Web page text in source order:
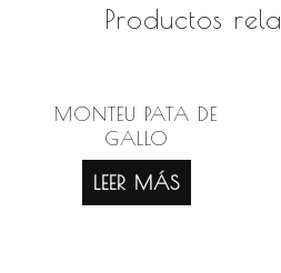
Productos
MONTEU PATA DE
GALLO
LEER MÁS